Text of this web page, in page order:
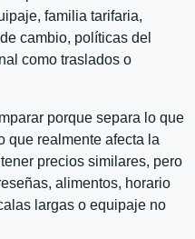
familia tarifaria,
cambio, políticas del
como traslados o
porque separa lo que
que realmente afecta la
precios similares, pero
alimentos, horario
largas o equipaje no